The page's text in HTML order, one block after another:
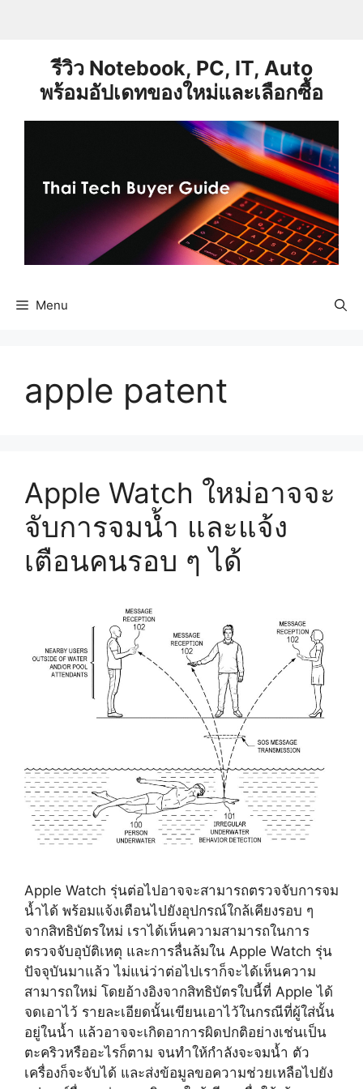
รีวิว Notebook, PC, IT, Auto
พร้อมอัปเดทของใหม่และเลือกซื้อ
Menu
apple patent
Apple Watch ใหม่อาจจะ
จับการจมน้ำ และแจ้ง
เตือนคนรอบ ๆ ได้
Apple Watch รุ่นต่อไปอาจจะสามารถตรวจจับการจม
น้ำได้ พร้อมแจ้งเตือนไปยังอุปกรณ์ใกล้เคียงรอบ ๆ
จากสิทธิบัตรใหม่ เราได้เห็นความสามารถในการ
ตรวจจับอุบัติเหตุ และการลื่นล้มใน Apple Watch รุ่น
ปัจจุบันมาแล้ว ไม่แน่ว่าต่อไปเราก็จะได้เห็นความ
สามารถใหม่ โดยอ้างอิงจากสิทธิบัตรใบนี้ที่ Apple ได้
จดเอาไว้ รายละเอียดนั้นเขียนเอาไว้ในกรณีที่ผู้ใส่นั้น
อยู่ในน้ำ แล้วอาจจะเกิดอาการผิดปกติอย่างเช่นเป็น
ตะคริวหรืออะไรก็ตาม จนทำให้กำลังจะจมน้ำ ตัว
เครื่องก็จะจับได้ และส่งข้อมูลขอความช่วยเหลือไปยัง